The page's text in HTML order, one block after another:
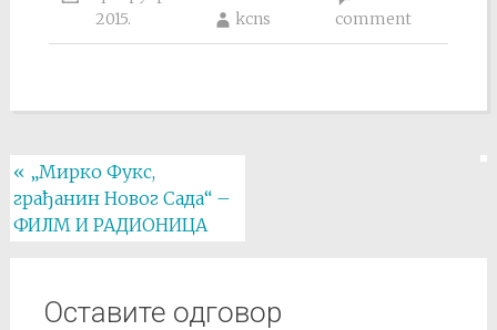
2015.
kcns
comment
Post
navigation
« „Мирко Фукс,
грађанин Новог Сада“ –
ФИЛМ И РАДИОНИЦА
Оставите одговор